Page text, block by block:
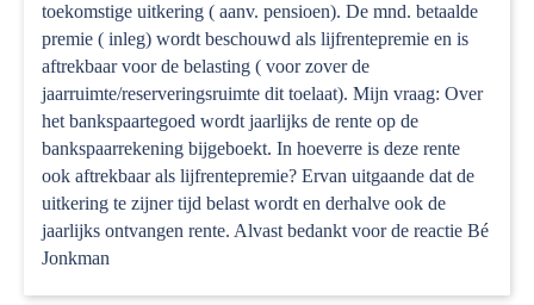
toekomstige uitkering ( aanv. pensioen). De mnd. betaalde
premie ( inleg) wordt beschouwd als lijfrentepremie en is
aftrekbaar voor de belasting ( voor zover de
jaarruimte/reserveringsruimte dit toelaat). Mijn vraag: Over
het bankspaartegoed wordt jaarlijks de rente op de
bankspaarrekening bijgeboekt. In hoeverre is deze rente
ook aftrekbaar als lijfrentepremie? Ervan uitgaande dat de
uitkering te zijner tijd belast wordt en derhalve ook de
jaarlijks ontvangen rente. Alvast bedankt voor de reactie Bé
Jonkman